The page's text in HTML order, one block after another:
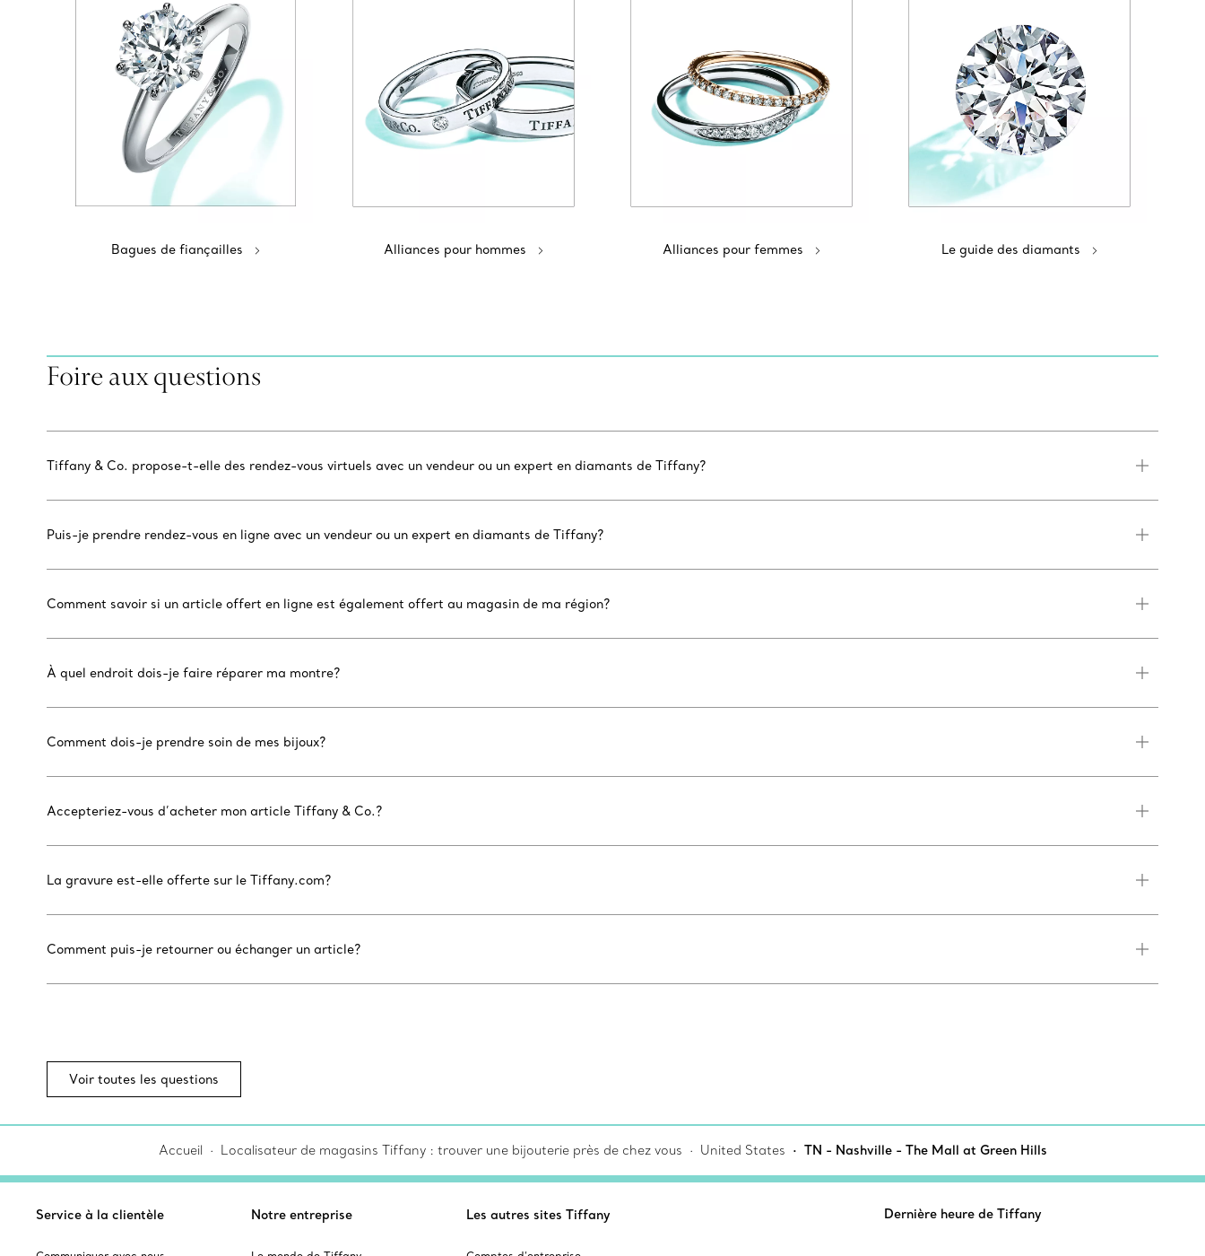
Bagues de fiançailles Alliances pour hommes Alliances pour femmes Le guide des diamants
Foire aux questions
Tiffany & Co. propose-t-elle des rendez-vous virtuels avec un vendeur ou un expert en diamants de Tiffany?
Puis-je prendre rendez-vous en ligne avec un vendeur ou un expert en diamants de Tiffany?
Comment savoir si un article offert en ligne est également offert au magasin de ma région?
À quel endroit dois-je faire réparer ma montre?
Comment dois-je prendre soin de mes bijoux?
Accepteriez-vous d’acheter mon article Tiffany & Co.?
La gravure est-elle offerte sur le Tiffany.com?
Comment puis-je retourner ou échanger un article?
Voir toutes les questions
Accueil Localisateur de magasins Tiffany : trouver une bijouterie près de chez vous United States TN - Nashville - The Mall at Green Hills
Service à la clientèle Notre entreprise Les autres sites Tiffany Dernière heure de Tiffany